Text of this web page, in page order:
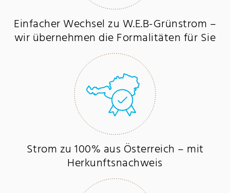
Einfacher Wechsel zu W.E.B-Grünstrom –
wir übernehmen die Formalitäten für Sie
Strom zu 100% aus Österreich – mit
Herkunftsnachweis